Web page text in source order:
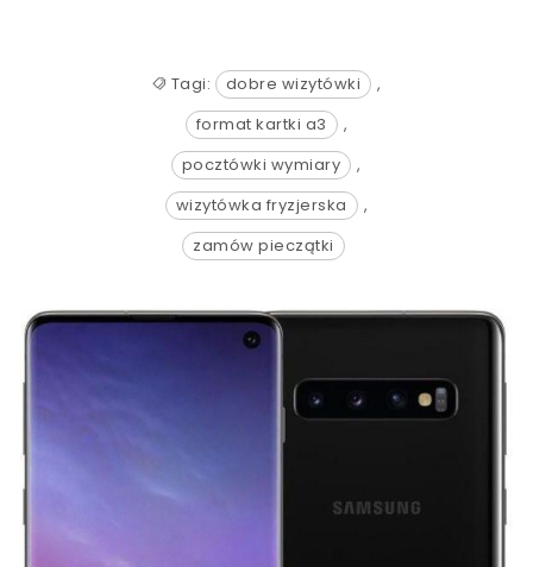
Tagi: dobre wizytówki
,
format kartki a3
,
pocztówki wymiary
,
wizytówka fryzjerska
,
zamów pieczątki